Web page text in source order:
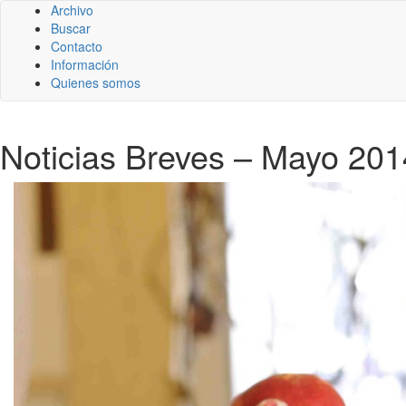
Archivo
Buscar
Contacto
Información
Quienes somos
Noticias Breves – Mayo